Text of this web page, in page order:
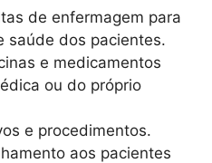
de enfermagem para
saúde dos pacientes.
e medicamentos
ou do próprio
e procedimentos.
aos pacientes